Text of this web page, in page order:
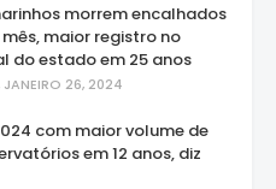
morrem encalhados
mês, maior registro no
do estado em 25 anos
JANEIRO 26, 2024
com maior volume de
em 12 anos, diz